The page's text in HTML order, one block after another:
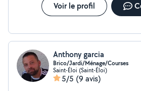
Voir le profil
Anthony garcia
Brico/Jardi/Ménage/Courses
Saint-Éloi (Saint-Éloi)
5/5 (9 avis)